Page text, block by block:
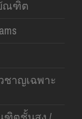
ณฑิต
ชาญเฉพาะ